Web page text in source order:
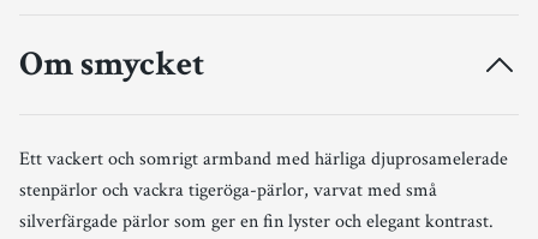
Om smycket
Ett vackert och somrigt armband med härliga djuprosamelerade
stenpärlor och vackra tigeröga-pärlor, varvat med små
silverfärgade pärlor som ger en fin lyster och elegant kontrast.